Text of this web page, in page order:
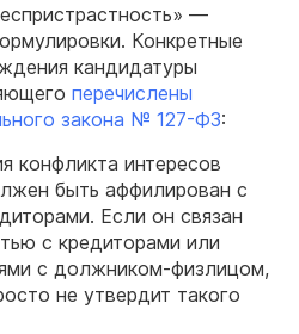
—
Конкретные
кандидатуры
перечислены
закона № 127-ФЗ:
конфликта интересов
быть аффилирован с
Если он связан
с кредиторами или
с должником-физлицом,
не утвердит такого